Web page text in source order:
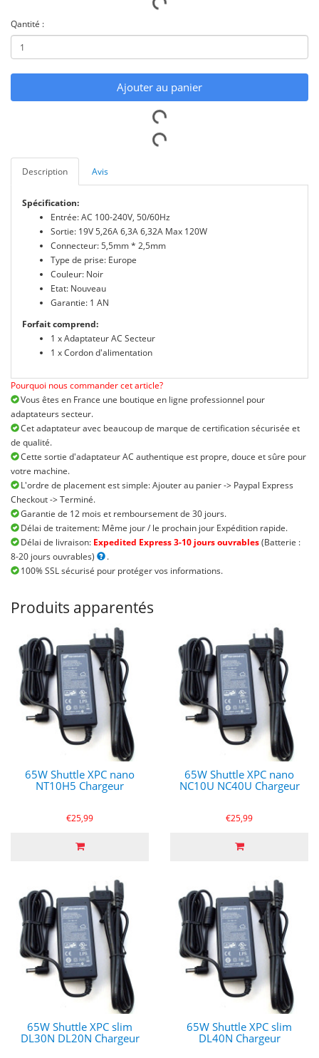
Qantité :
Ajouter au panier
Description Avis
Spécification:
Entrée: AC 100-240V, 50/60Hz
Sortie: 19V 5,26A 6,3A 6,32A Max 120W
Connecteur: 5,5mm * 2,5mm
Type de prise: Europe
Couleur: Noir
Etat: Nouveau
Garantie: 1 AN
Forfait comprend:
1 x Adaptateur AC Secteur
1 x Cordon d'alimentation
Pourquoi nous commander cet article?
Vous êtes en France une boutique en ligne professionnel pour
adaptateurs secteur.
Cet adaptateur avec beaucoup de marque de certification sécurisée et
de qualité.
Cette sortie d'adaptateur AC authentique est propre, douce et sûre pour
votre machine.
L'ordre de placement est simple: Ajouter au panier -> Paypal Express
Checkout -> Terminé.
Garantie de 12 mois et remboursement de 30 jours.
Délai de traitement: Même jour / le prochain jour Expédition rapide.
Délai de livraison: Expedited Express 3-10 jours ouvrables(Batterie :
8-20 jours ouvrables)
.
100% SSL sécurisé pour protéger vos informations.
Produits apparentés
65W Shuttle XPC nano
NT10H5 Chargeur
€25,99
65W Shuttle XPC nano
NC10U NC40U Chargeur
€25,99
65W Shuttle XPC slim
DL30N DL20N Chargeur
65W Shuttle XPC slim
DL40N Chargeur